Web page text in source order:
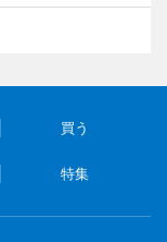
買う
特集